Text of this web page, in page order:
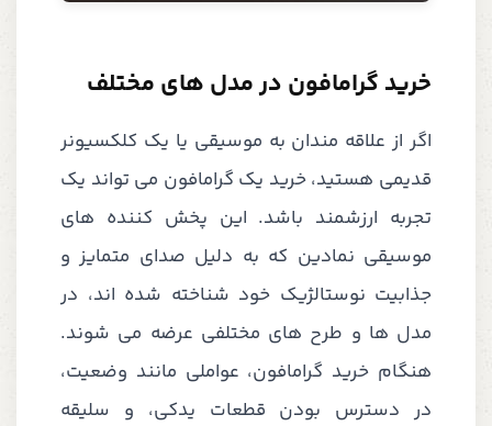
خرید گرامافون در مدل‌ های مختلف
اگر از علاقه مندان به موسیقی یا یک کلکسیونر
قدیمی هستید، خرید یک گرامافون می تواند یک
تجربه ارزشمند باشد. این پخش کننده های
موسیقی نمادین که به دلیل صدای متمایز و
جذابیت نوستالژیک خود شناخته شده اند، در
مدل ها و طرح های مختلفی عرضه می شوند.
هنگام خرید گرامافون، عواملی مانند وضعیت،
در دسترس بودن قطعات یدکی، و سلیقه